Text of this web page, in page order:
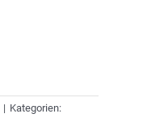
| Kategorien: